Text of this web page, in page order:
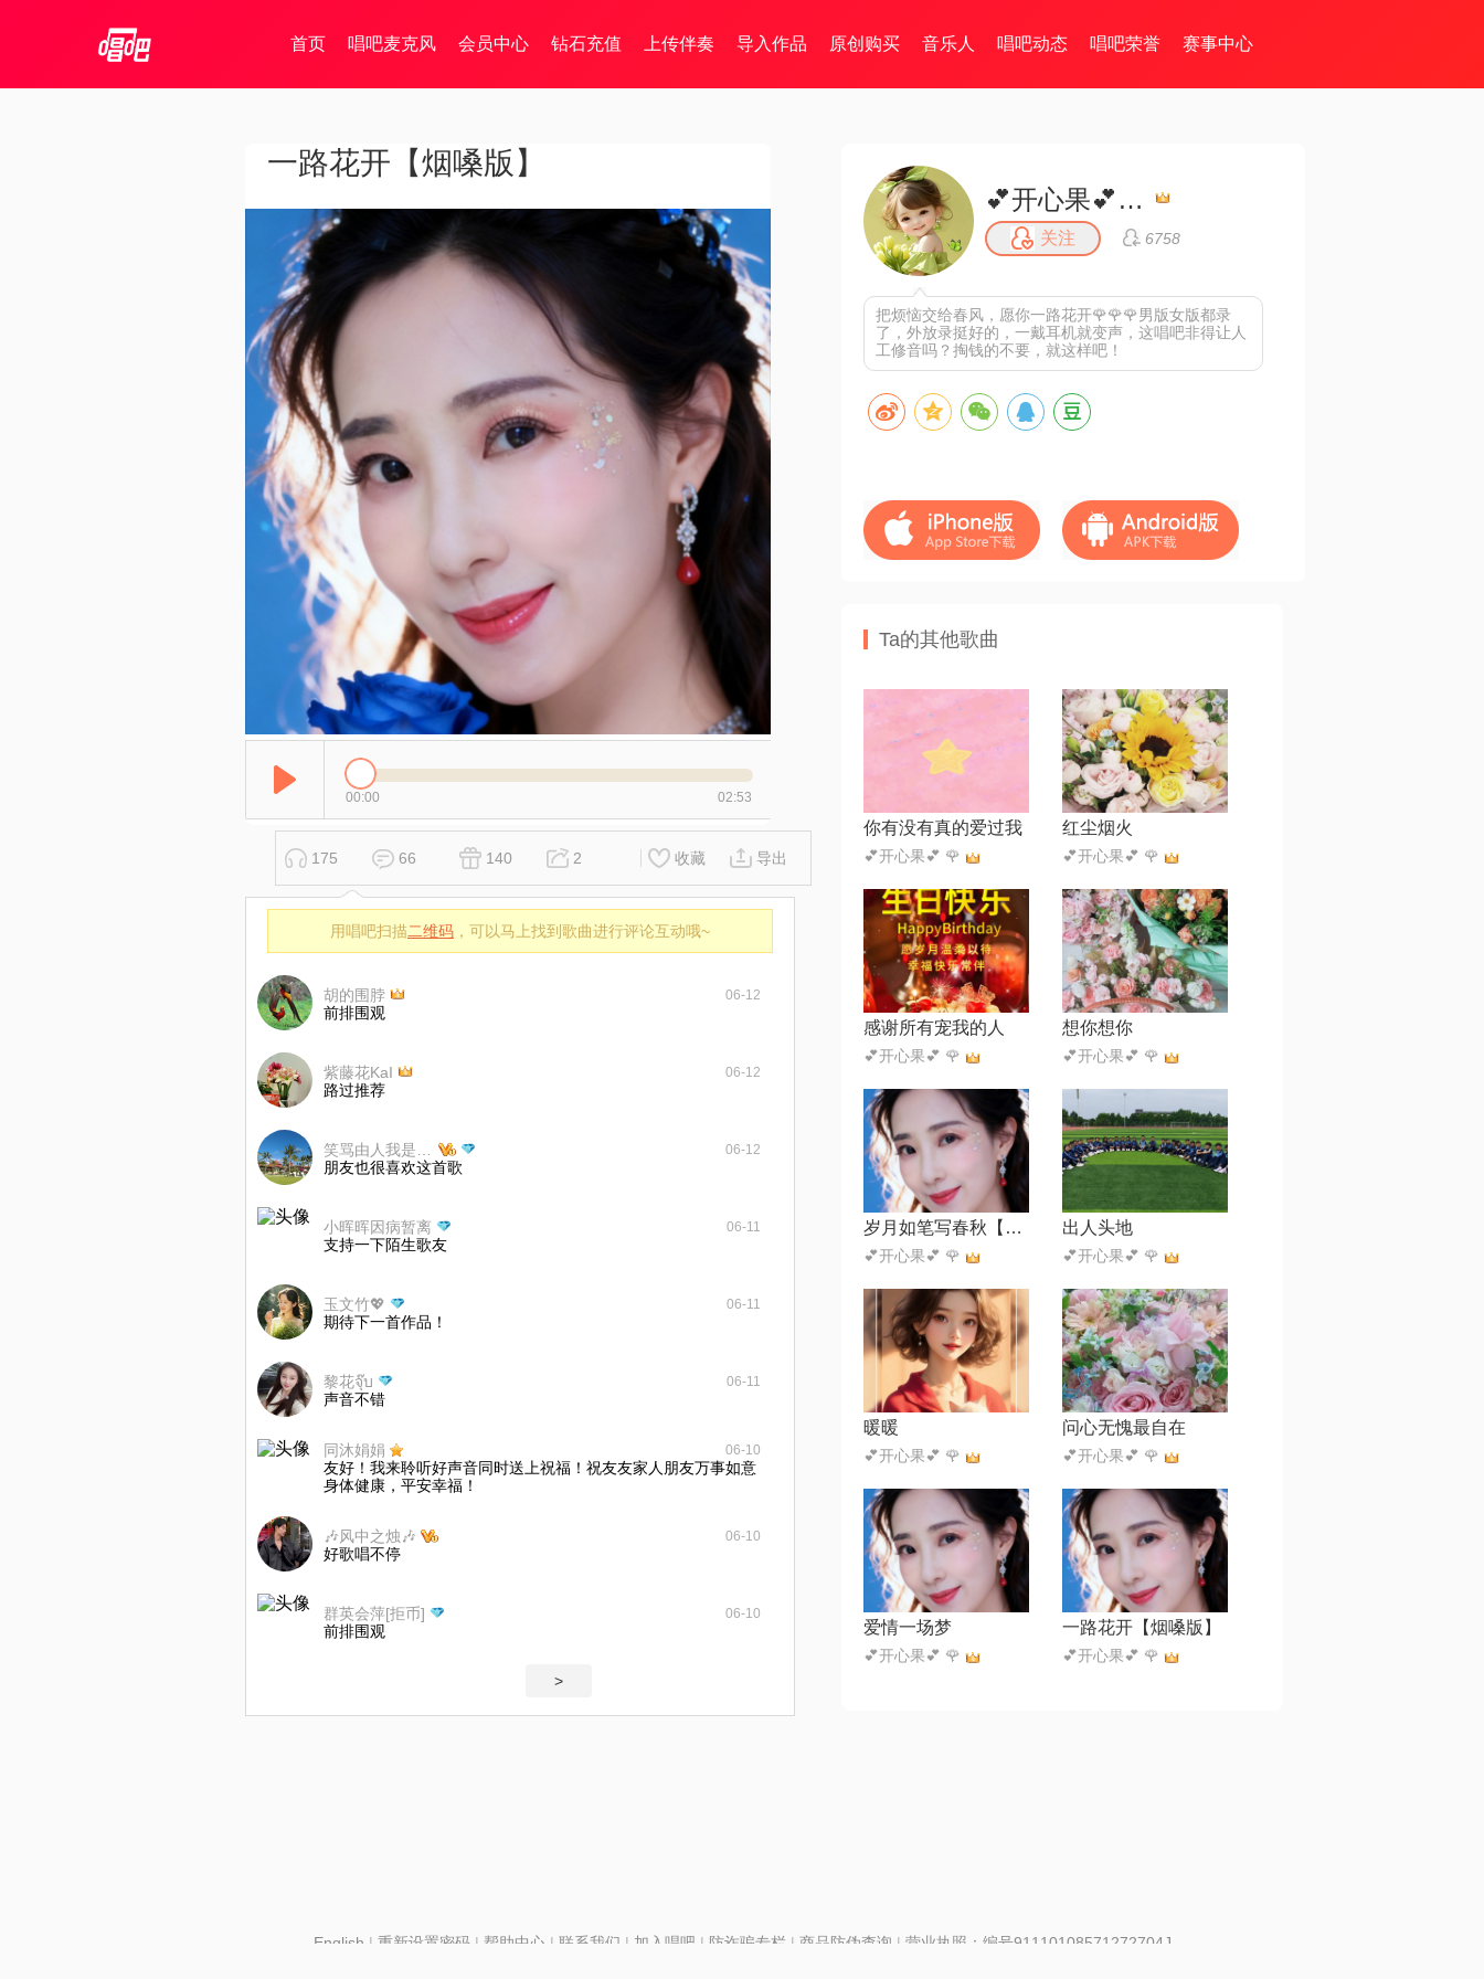
首页 唱吧麦克风 会员中心 钻石充值 上传伴奏 导入作品 原创购买 音乐人 唱吧动态 唱吧荣誉 赛事中心
一路花开【烟嗓版】
00:00 02:53
175 66 140 2 收藏 导出
用唱吧扫描二维码 ，可以马上找到歌曲进行评论互动哦~
胡的围脖 06-12
前排围观
紫藤花KaI 06-12
路过推荐
06-12
朋友也很喜欢这首歌
小晖晖因病暂离 06-11
支持一下陌生歌友
玉文竹💖 06-11
期待下一首作品！
黎花จุ๊บ 06-11
声音不错
同沐娟娟 06-10
友好！我来聆听好声音同时送上祝福！祝友友家人朋友万事如意
身体健康，平安幸福！
🎶风中之烛🎶 06-10
好歌唱不停
群英会萍[拒币] 06-10
前排围观
>
💕开心果💕 🌹
关注 6758
把烦恼交给春风，愿你一路花开🌹🌹🌹男版女版都录
了，外放录挺好的，一戴耳机就变声，这唱吧非得让人
工修音吗？掏钱的不要，就这样吧！
Ta的其他歌曲
你有没有真的爱过我
💕开心果💕 🌹
红尘烟火
💕开心果💕 🌹
感谢所有宠我的人
💕开心果💕 🌹
想你想你
💕开心果💕 🌹
岁月如笔写春秋【DJ默涵版】
💕开心果💕 🌹
出人头地
💕开心果💕 🌹
暖暖
💕开心果💕 🌹
问心无愧最自在
💕开心果💕 🌹
爱情一场梦
💕开心果💕 🌹
一路花开【烟嗓版】
💕开心果💕 🌹
English | 重新设置密码| 帮助中心 | 联系我们 | 加入唱吧 | 防诈骗专栏 | 商品防伪查询 | 营业执照：编号91110108571272704J